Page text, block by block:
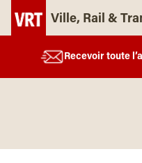
Ville, Rail &
Recevoir toute